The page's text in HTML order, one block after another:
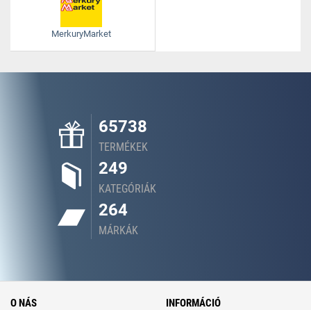
MerkuryMarket
65738
TERMÉKEK
249
KATEGÓRIÁK
264
MÁRKÁK
O NÁS INFORMÁCIÓ